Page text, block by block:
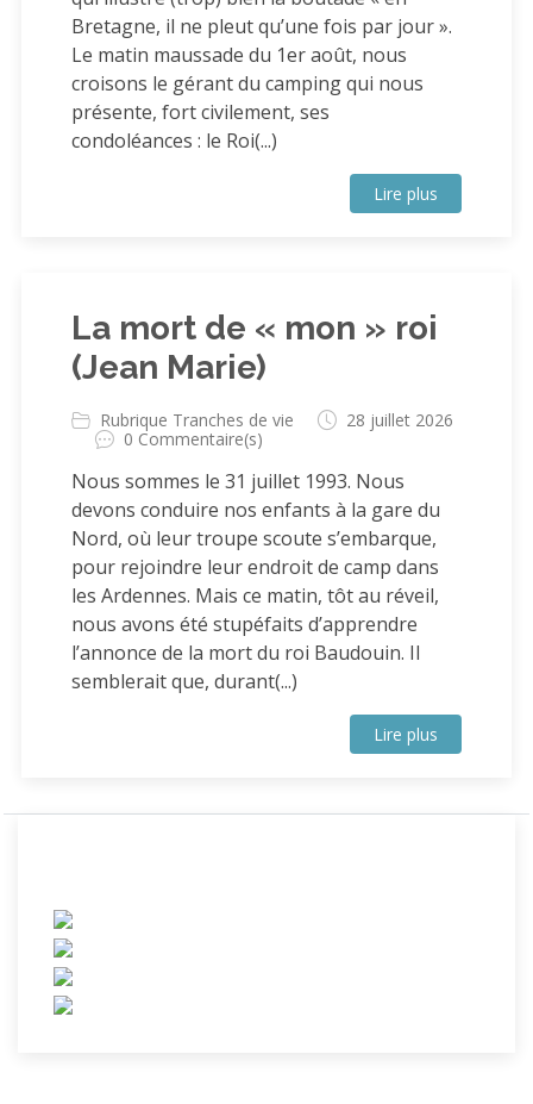
Bretagne, il ne pleut qu’une fois par jour ».
Le matin maussade du 1er août, nous
croisons le gérant du camping qui nous
présente, fort civilement, ses
condoléances : le Roi(...)
Lire plus
La mort de « mon » roi
(Jean Marie)
Rubrique Tranches de vie
28 juillet 2026
0 Commentaire(s)
Nous sommes le 31 juillet 1993. Nous
devons conduire nos enfants à la gare du
Nord, où leur troupe scoute s’embarque,
pour rejoindre leur endroit de camp dans
les Ardennes. Mais ce matin, tôt au réveil,
nous avons été stupéfaits d’apprendre
l’annonce de la mort du roi Baudouin. Il
semblerait que, durant(...)
Lire plus